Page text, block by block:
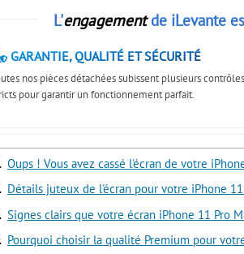
L'engagementde iLevante
GARANTIE, QUALITÉ ET SÉCURITÉ
nos pièces détachées subissent plusieurs
pour garantir un fonctionnement parfait.
Oups ! Vous avez cassé l'écran de votre
Détails juteux de l'écran pour votre iPhone
Signes clairs que votre écran iPhone 11 Pro
Pourquoi choisir la qualité Premium pour